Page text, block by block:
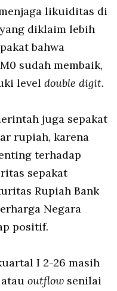
likuiditas di
diklaim lebih
bahwa
sudah membaik,
level double digit.
juga sepakat
rupiah, karena
terhadap
sepakat
Rupiah Bank
Negara
positif.
I 2-26 masih
outflow senilai